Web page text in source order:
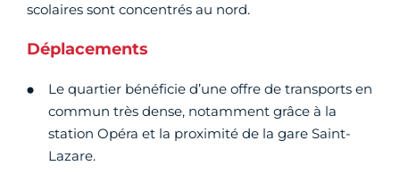
scolaires sont concentrés au nord.
Déplacements
Le quartier bénéficie d’une offre de transports en
commun très dense, notamment grâce à la
station Opéra et la proximité de la gare Saint-
Lazare.